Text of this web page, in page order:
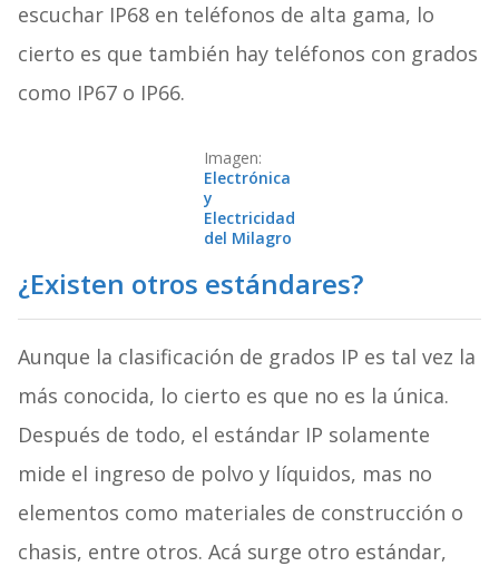
escuchar IP68 en teléfonos de alta gama, lo
cierto es que también hay teléfonos con grados
como IP67 o IP66.
Imagen:
Electrónica
y
Electricidad
del Milagro
¿Existen otros estándares?
Aunque la clasificación de grados IP es tal vez la
más conocida, lo cierto es que no es la única.
Después de todo, el estándar IP solamente
mide el ingreso de polvo y líquidos, mas no
elementos como materiales de construcción o
chasis, entre otros. Acá surge otro estándar,